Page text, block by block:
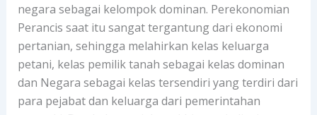
negara sebagai kelompok dominan. Perekonomian
Perancis saat itu sangat tergantung dari ekonomi
pertanian, sehingga melahirkan kelas keluarga
petani, kelas pemilik tanah sebagai kelas dominan
dan Negara sebagai kelas tersendiri yang terdiri dari
para pejabat dan keluarga dari pemerintahan